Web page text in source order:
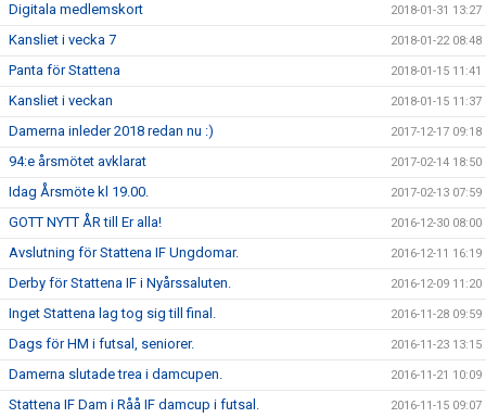
Digitala medlemskort 2018-01-31 13:27
Kansliet i vecka 7 2018-01-22 08:48
Panta för Stattena 2018-01-15 11:41
Kansliet i veckan 2018-01-15 11:37
Damerna inleder 2018 redan nu :) 2017-12-17 09:18
94:e årsmötet avklarat 2017-02-14 18:50
Idag Årsmöte kl 19.00. 2017-02-13 07:59
GOTT NYTT ÅR till Er alla! 2016-12-30 08:00
Avslutning för Stattena IF Ungdomar. 2016-12-11 16:19
Derby för Stattena IF i Nyårssaluten. 2016-12-09 11:20
Inget Stattena lag tog sig till final. 2016-11-28 09:59
Dags för HM i futsal, seniorer. 2016-11-23 13:15
Damerna slutade trea i damcupen. 2016-11-21 10:09
Stattena IF Dam i Råå IF damcup i futsal. 2016-11-15 09:07